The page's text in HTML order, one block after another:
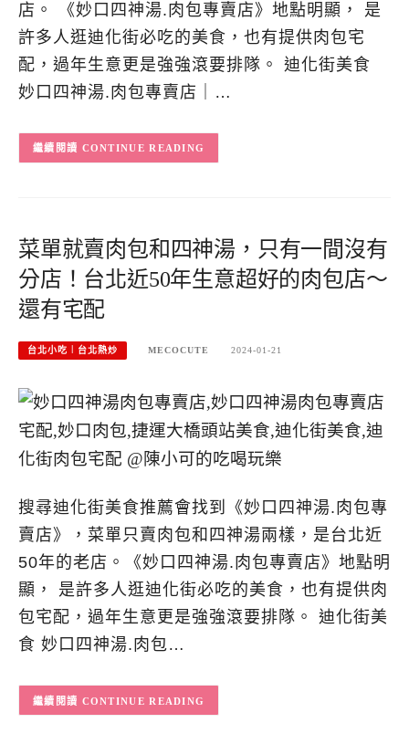
店。 《妙口四神湯.肉包專賣店》地點明顯， 是
許多人逛迪化街必吃的美食，也有提供肉包宅
配，過年生意更是強強滾要排隊。 迪化街美食
妙口四神湯.肉包專賣店｜…
CONTINUE READING
菜單就賣肉包和四神湯，只有一間沒有
分店！台北近50年生意超好的肉包店～
還有宅配
台北小吃︱台北熱炒 MECOCUTE 2024-01-21
搜尋迪化街美食推薦會找到《妙口四神湯.肉包專
賣店》，菜單只賣肉包和四神湯兩樣，是台北近
50年的老店。《妙口四神湯.肉包專賣店》地點明
顯， 是許多人逛迪化街必吃的美食，也有提供肉
包宅配，過年生意更是強強滾要排隊。 迪化街美
食 妙口四神湯.肉包…
CONTINUE READING